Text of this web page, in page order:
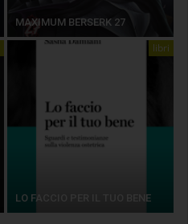
MAXIMUM BERSERK 27
libri
LO FACCIO PER IL TUO BENE